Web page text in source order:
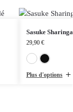
Sasuke
29,90 €
Plus d'options